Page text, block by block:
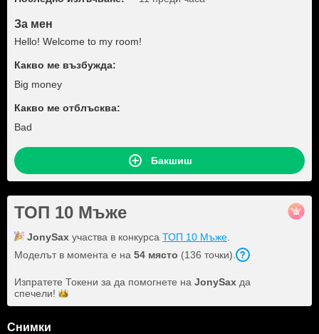
За мен
Hello! Welcome to my room!
Какво ме възбужда:
Big money
Какво ме отблъсква:
Bad
Бакшиш
ТОП 10 Мъже
JonySax участва в конкурса ТОП 10 Мъже
Моделът в момента е на 54 място (136 точки).
Изпратете Токени за да помогнете на JonySax да
спечели!
Снимки